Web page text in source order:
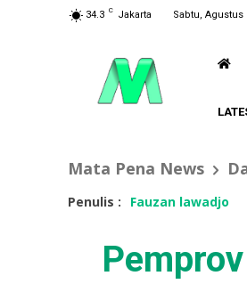
34.3 C Jakarta Sabtu, Agustus
Mata Pena News
Penulis : Fauzan lawadjo